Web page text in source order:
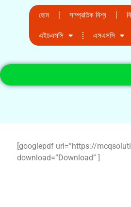
হোম সাম্প্রতিক বিশ্ব
এইচএসসি এসএসসি
[googlepdf url=”https://
download=”Download” ]